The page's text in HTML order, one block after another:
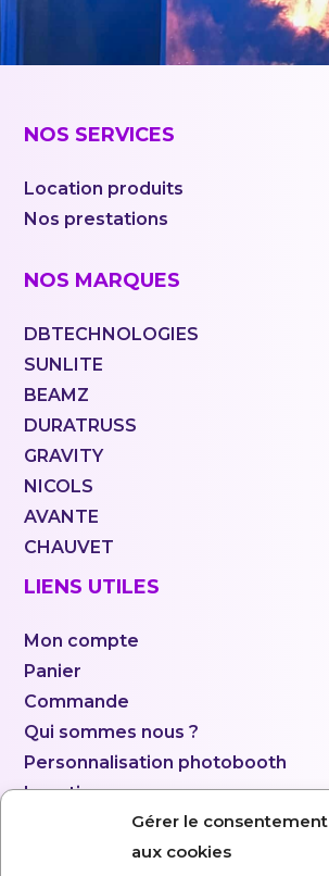
Gérer le consentement
aux cookies
NOS SERVICES
Location produits
Nos prestations
NOS MARQUES
DBTECHNOLOGIES
SUNLITE
BEAMZ
DURATRUSS
GRAVITY
NICOLS
AVANTE
CHAUVET
LIENS UTILES
Mon compte
Panier
Commande
Qui sommes nous ?
Personnalisation photobooth
Location